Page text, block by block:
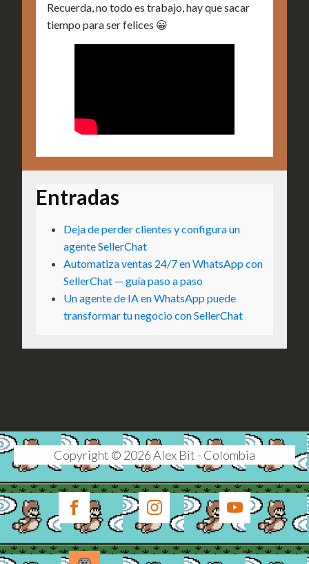
Recuerda, no todo es trabajo, hay que sacar
tiempo para ser felices 😀
Entradas
Deja de perder clientes y configura un
agente SellerChat
Automatiza ventas 24/7 en WhatsApp con
SellerChat — guía paso a paso
Un agente de IA en WhatsApp puede
transformar tu negocio con SellerChat
Copyright © 2026 Alex Bit - Colombia